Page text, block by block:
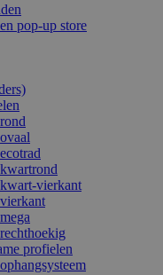
pop-up store
vierkant
profielen